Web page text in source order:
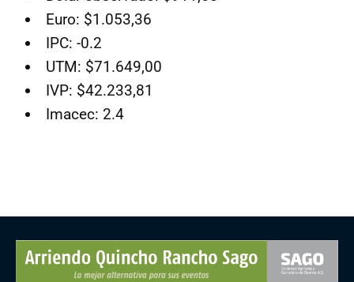
Euro: $1.053,36
IPC: -0.2
UTM: $71.649,00
IVP: $42.233,81
Imacec: 2.4